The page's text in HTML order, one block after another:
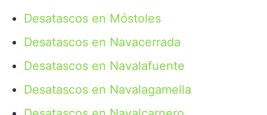
Desatascos en Móstoles
Desatascos en Navacerrada
Desatascos en Navalafuente
Desatascos en Navalagamella